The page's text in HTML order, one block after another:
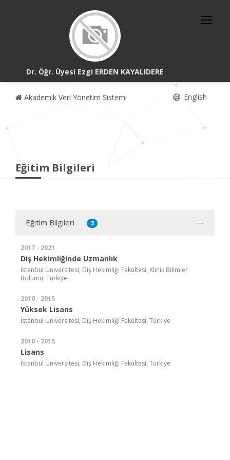
Dr. Öğr. Üyesi Ezgi ERDEN KAYALIDERE
Akademik Veri Yönetim Sistemi English
Eğitim Bilgileri
Eğitim Bilgileri 3
2017 - 2021
Diş Hekimliğinde Uzmanlık
İstanbul Üniversitesi, Diş Hekimliği Fakültesi, Klinik Bilimler
Bölümü, Türkiye
2010 - 2015
Yüksek Lisans
İstanbul Üniversitesi, Diş Hekimliği Fakültesi, Türkiye
2010 - 2015
Lisans
İstanbul Üniversitesi, Diş Hekimliği Fakültesi, Türkiye